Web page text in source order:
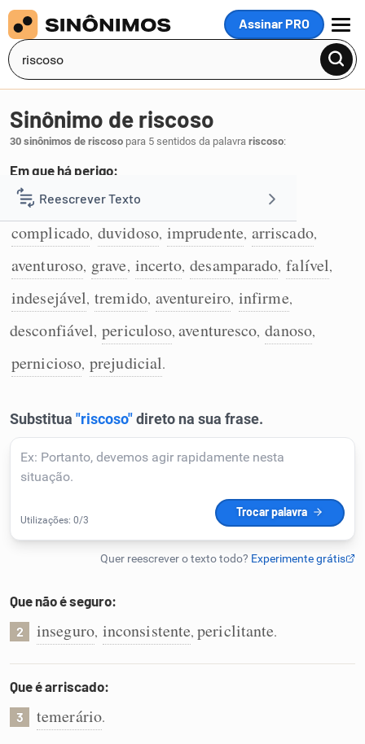
Assinar PRO
MENU
Reescrever Texto
Resumir Texto
Corrigir Texto
Detector de IA
Cata-letras
Conexões
Caça-palavras
Sinônimo de riscoso
30 sinônimos de riscoso para 5 sentidos da palavra riscoso:
Em que há perigo:
1 perigoso,instável venturoso
complicado, duvidoso, imprudente, arriscado,
aventuroso, grave, incerto, desamparado, falível,
indesejável, tremido, aventureiro, infirme,
desconfiável, periculoso,aventuresco, danoso,
pernicioso, prejudicial.
Que não é seguro:
2 inseguro, inconsistente,periclitante.
Que é arriscado:
3 temerário.